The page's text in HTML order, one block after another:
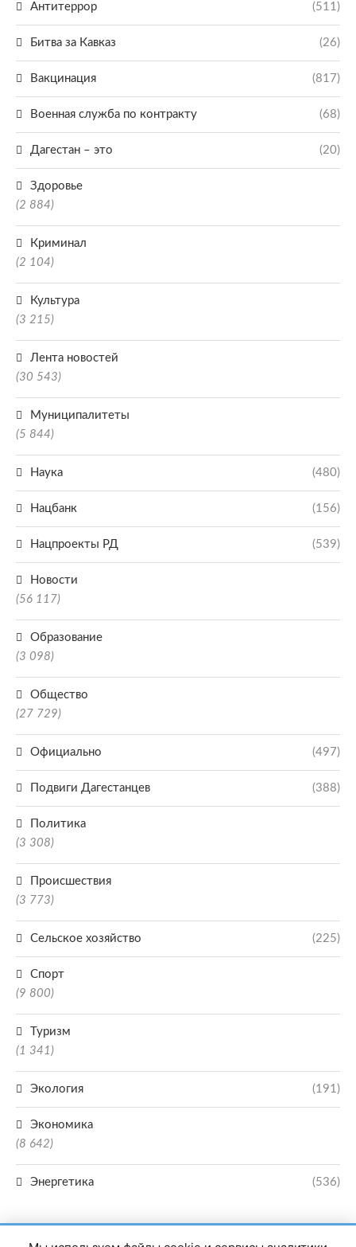
Антитеррор (511)
Битва за Кавказ (26)
Вакцинация (817)
Военная служба по контракту (68)
Дагестан – это (20)
Здоровье
(2 884)
Криминал
(2 104)
Культура
(3 215)
Лента новостей
(30 543)
Муниципалитеты
(5 844)
Наука (480)
Нацбанк (156)
Нацпроекты РД (539)
Новости
(56 117)
Образование
(3 098)
Общество
(27 729)
Официально (497)
Подвиги Дагестанцев (388)
Политика
(3 308)
Происшествия
(3 773)
Сельское хозяйство (225)
Спорт
(9 800)
Туризм
(1 341)
Экология (191)
Экономика
(8 642)
Энергетика (536)